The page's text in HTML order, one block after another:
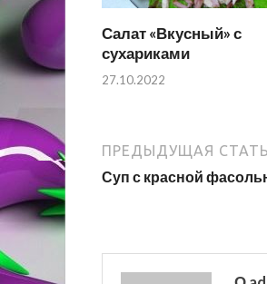
Салат «Вкусный» с
сухариками
27.10.2022
ПРЕДЫДУЩАЯ
Суп с красной